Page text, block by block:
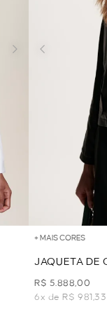
+ MAIS CORES
JAQUETA DE
PRETO
R$ 5.888,00
6x de R$ 981,33